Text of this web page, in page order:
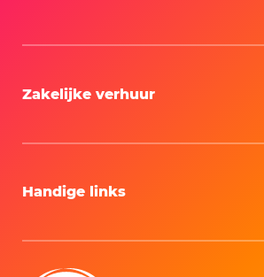
Handige links
Zakelijke verhuur